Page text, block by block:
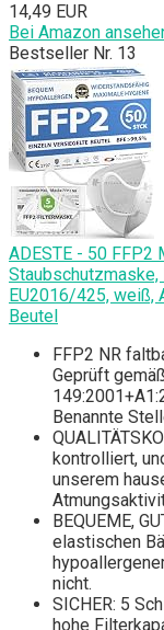
14,49 EUR
Bei Amazon
Bestseller Nr. 13
ADESTE - 50 FFP2
EU2016/425,
Beutel
FFP2 NR
Geprüft
Benannte
kontrolliert,
unserem
BEQUEME,
elastischen
nicht.
SICHER: 5
hohe